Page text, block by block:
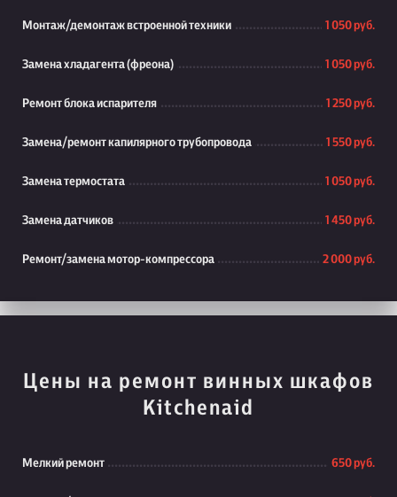
Монтаж/демонтаж встроенной техники 1 050 руб.
Замена хладагента (фреона) 1 050 руб.
Ремонт блока испарителя 1 250 руб.
Замена/ремонт капилярного трубопровода 1 550 руб.
Замена термостата 1 050 руб.
Замена датчиков 1 450 руб.
Ремонт/замена мотор-компрессора 2 000 руб.
Цены на ремонт винных шкафов
Kitchenaid
Мелкий ремонт 650 руб.